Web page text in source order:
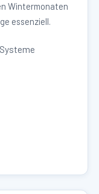
Wintermonaten
essenziell.